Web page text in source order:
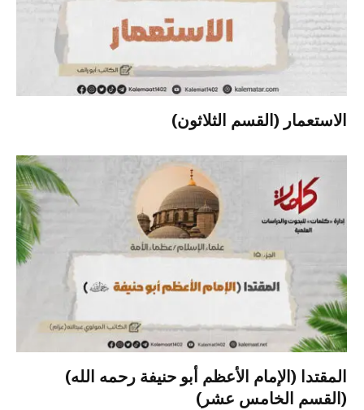
الاستعمار (القسم الثلاثون)
المقتدا (الإمام الأعظم أبو حنيفة رحمه الله)
(القسم الخامس عشر)